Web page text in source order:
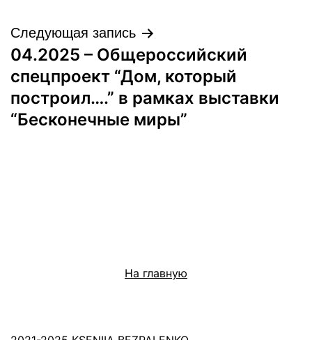
Следующая запись
04.2025 – Общероссийский
спецпроект “Дом, который
построил….” в рамках выставки
“Бесконечные миры”
На главную